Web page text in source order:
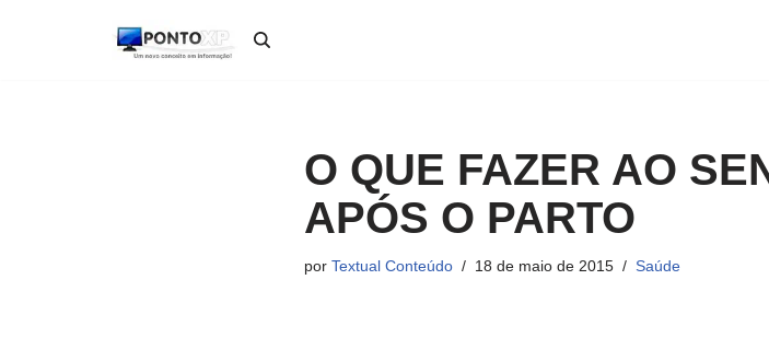
O QUE FAZER AO
APÓS O PARTO
por Textual Conteúdo 18 de maio de 2015 Saúde